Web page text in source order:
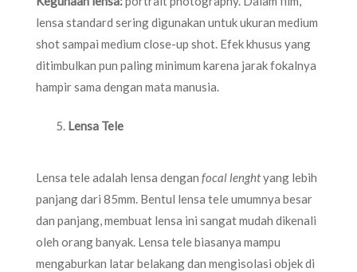
lensa standard sering digunakan untuk ukuran medium
shot sampai medium close-up shot. Efek khusus yang
ditimbulkan pun paling minimum karena jarak fokalnya
hampir sama dengan mata manusia.
Lensa Tele
Lensa tele adalah lensa dengan focal lenghtyang lebih
panjang dari 85mm. Bentul lensa tele umumnya besar
dan panjang, membuat lensa ini sangat mudah dikenali
oleh orang banyak. Lensa tele biasanya mampu
mengaburkan latar belakang dan mengisolasi objek di